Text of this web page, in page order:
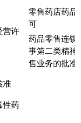
营许
零售药店药品
可
药品零售连锁
事第二类精神
售业务的批
准
性药